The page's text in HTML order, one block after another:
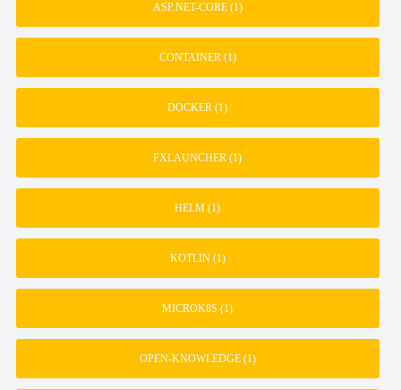
ASP.NET-CORE (1)
CONTAINER (1)
DOCKER(1)
FXLAUNCHER(1)
HELM(1)
KOTLIN (1)
MICROK8S(1)
OPEN-KNOWLEDGE (1)